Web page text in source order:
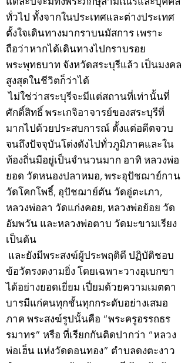
ทั่วไป ทั้งจากในประเทศและต่างประเทศ
ตั้งใจเดินทางมากราบนมัสการ เพราะ
ถือว่าหากได้เดินทางไปกราบรอย
พระพุทธบาท จังหวัดสระบุรีแล้ว เป็นมงคล
สูงสุดในชีวิตก็ว่าได้
ไม่ใช่ว่าสระบุรีจะมีแต่สถานที่เท่านั้นที่
ศักดิ์สิทธิ์ พระเกจิอาจารย์ของสระบุรีที่
มากไปด้วยประสบการณ์ ตั้งแต่อดีตจวบ
จนถึงปัจจุบันโด่งดังไปทั่วภูมิภาคและใน
ท้องถิ่นมีอยู่เป็นจำนวนมาก อาทิ หลวงพ่อ
ยอด วัดหนองปลาหมอ, พระอุปัชฌาย์กาน
วัดโคกโพธิ์, อุปัชฌาย์ตัน วัดอู่ตะเภา,
หลวงพ่อลา วัดแก่งคอย, หลวงพ่อย้อย วัด
อัมพวัน และหลวงพ่อตาบ วัดมะขามเรียง
เป็นต้น
และยังมีพระสงฆ์ผู้ประพฤติดี ปฏิบัติชอบ
ข้อวัตรงดงามยิ่ง โดยเฉพาะวางอุเบกขา
ได้อย่างยอดเยี่ยม เปี่ยมด้วยความเมตตา
บารมีแก่คนทุกชั้นทุกกระดับอย่างเสมอ
ภาค พระสงฆ์รูปนั้นคือ “พระครูอรรถธร
รมาทร” หรือ ที่เรียกกันติดปากว่า “หลวง
พ่อเฮ็น แห่งวัดดอนทอง” ตำบลดงตะงาว